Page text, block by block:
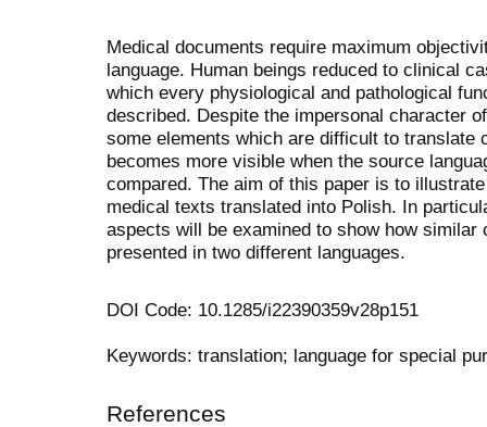
Medical documents require maximum
language. Human beings reduced to clinical
which every physiological and pathological
described. Despite the impersonal character
some elements which are difficult to translate
becomes more visible when the source
compared. The aim of this paper is to
medical texts translated into Polish. In
aspects will be examined to show how
presented in two different languages.
DOI Code: 10.1285/i22390359v28p151
Keywords: translation; language for special
References